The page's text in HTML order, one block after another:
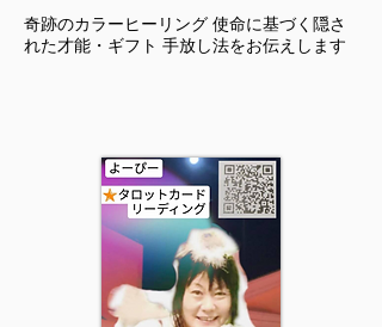
奇跡のカラーヒーリング 使命に基づく隠さ
れた才能・ギフト 手放し法をお伝えします